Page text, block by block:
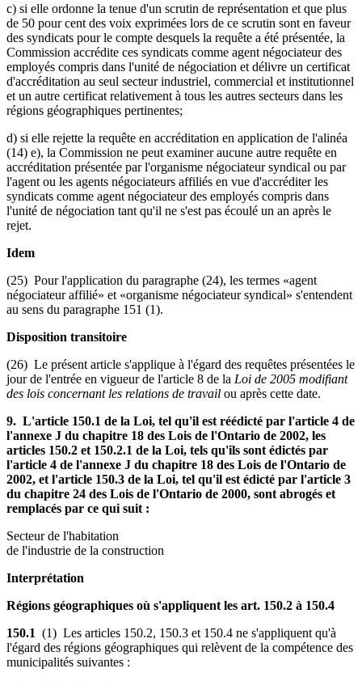
c) si elle ordonne la tenue d'un scrutin de représentation et que plus
de 50 pour cent des voix exprimées lors de ce scrutin sont en faveur
des syndicats pour le compte desquels la requête a été présentée, la
Commission accrédite ces syndicats comme agent négociateur des
employés compris dans l'unité de négociation et délivre un certificat
d'accréditation au seul secteur industriel, commercial et institutionnel
et un autre certificat relativement à tous les autres secteurs dans les
régions géographiques pertinentes;
d) si elle rejette la requête en accréditation en application de l'alinéa
(14) e), la Commission ne peut examiner aucune autre requête en
accréditation présentée par l'organisme négociateur syndical ou par
l'agent ou les agents négociateurs affiliés en vue d'accréditer les
syndicats comme agent négociateur des employés compris dans
l'unité de négociation tant qu'il ne s'est pas écoulé un an après le
rejet.
Idem
(25) Pour l'application du paragraphe (24), les termes «agent
négociateur affilié» et «organisme négociateur syndical» s'entendent
au sens du paragraphe 151 (1).
Disposition transitoire
(26) Le présent article s'applique à l'égard des requêtes présentées le
jour de l'entrée en vigueur de l'article 8 de la Loi de 2005 modifiant
des lois concernant les relations de travail ou après cette date.
9. L'article 150.1 de la Loi, tel qu'il est réédicté par l'article 4 de
l'annexe J du chapitre 18 des Lois de l'Ontario de 2002, les
articles 150.2 et 150.2.1 de la Loi, tels qu'ils sont édictés par
l'article 4 de l'annexe J du chapitre 18 des Lois de l'Ontario de
2002, et l'article 150.3 de la Loi, tel qu'il est édicté par l'article 3
du chapitre 24 des Lois de l'Ontario de 2000, sont abrogés et
remplacés par ce qui suit :
Secteur de l'habitation
de l'industrie de la construction
Interprétation
Régions géographiques où s'appliquent les art. 150.2 à 150.4
150.1 (1) Les articles 150.2, 150.3 et 150.4 ne s'appliquent qu'à
l'égard des régions géographiques qui relèvent de la compétence des
municipalités suivantes :